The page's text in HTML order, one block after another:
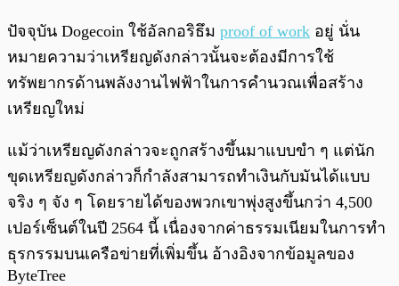
ปัจจุบัน Dogecoin ใช้อัลกอริธึม proof of work อยู่ นั่น
หมายความว่าเหรียญดังกล่าวนั้นจะต้องมีการใช้
ทรัพยากรด้านพลังงานไฟฟ้าในการคำนวณเพื่อสร้าง
เหรียญใหม่
แม้ว่าเหรียญดังกล่าวจะถูกสร้างขึ้นมาแบบขำ ๆ แต่นัก
ขุดเหรียญดังกล่าวก็กำลังสามารถทำเงินกับมันได้แบบ
จริง ๆ จัง ๆ โดยรายได้ของพวกเขาพุ่งสูงขึ้นกว่า 4,500
เปอร์เซ็นต์ในปี 2564 นี้ เนื่องจากค่าธรรมเนียมในการทำ
ธุรกรรมบนเครือข่ายที่เพิ่มขึ้น อ้างอิงจากข้อมูลของ
ByteTree